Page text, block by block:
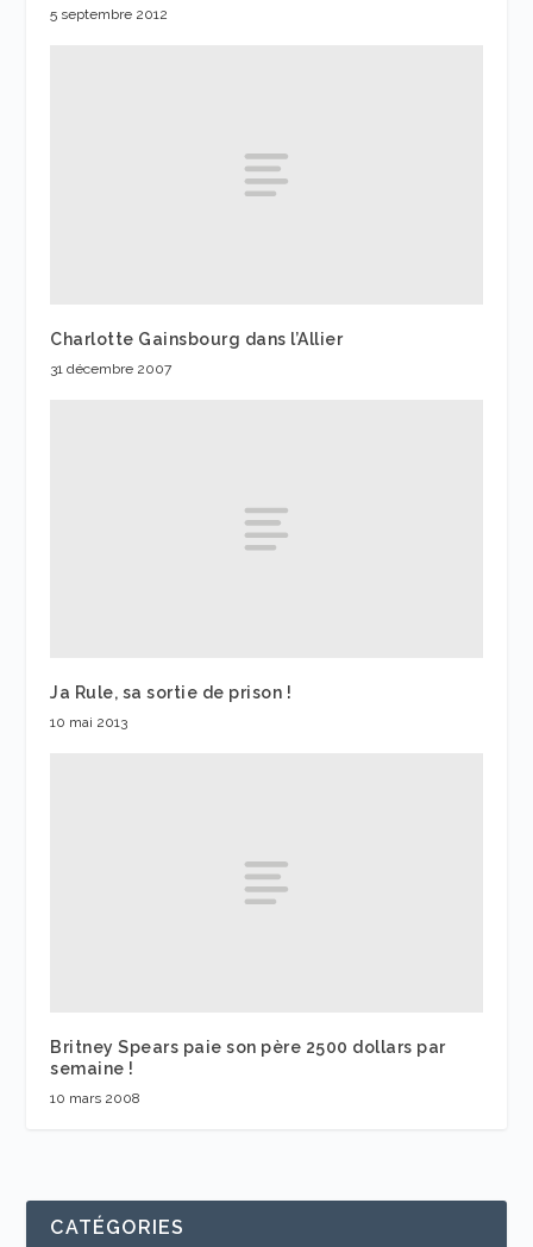
5 septembre 2012
Charlotte Gainsbourg dans l’Allier
31 décembre 2007
Ja Rule, sa sortie de prison !
10 mai 2013
Britney Spears paie son père 2500 dollars par
semaine !
10 mars 2008
CATÉGORIES